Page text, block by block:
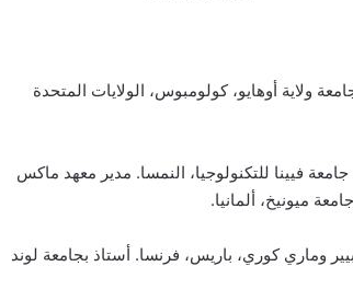
بجامعة ولاية أوهايو، كولومبوس، الولايات المتحدة
عام 1962 في مور، المجر. دكتوراه 1991 من جامعة فيينا للتكنولوجيا، النمسا. مدير معهد ماكس
ميونيخ، ألمانيا.
فرنسا. دكتوراه 1986 من جامعة بيير وماري كوري، باريس، فرنسا. أستاذ بجامعة لوند